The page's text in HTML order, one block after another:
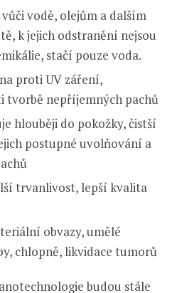
vodě, olejům a dalším
k jejich odstranění nejsou
stačí pouze voda.
proti UV záření,
nepříjemných pachů
hlouběji do pokožky, čistší
postupné uvolňování a
trvanlivost, lepší kvalita
obvazy, umělé
chlopně, likvidace tumorů
budou stále